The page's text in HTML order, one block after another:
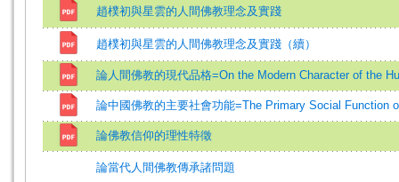
趙樸初與星雲的人間佛教理念及實踐
趙樸初與星雲的人間佛教理念及實踐（續）
論人間佛教的現代品格=On the Modern Character of the
論中國佛教的主要社會功能=The Primary Social Function
論佛教信仰的理性特徵
論當代人間佛教傳承諸問題